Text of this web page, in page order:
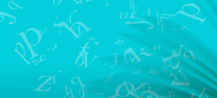
Aller
menu
Aller
contenu
Aller
la
recherche